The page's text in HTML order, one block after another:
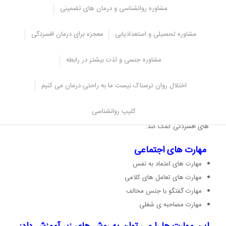
مشاوره روانشناسی و درمان های تضمینی
مشاوره تحصیلی و استعدادیابی معجزه برای درمان افسردگی
مشاوره جنسی و لذت بیشتر در رابطه
اختلال روان ترسناک نیست ما به راحتی درمان می کنیم
کلیپ روانشناسی
افسردگی منجر شده اند).
به درمانجویان کمک کنند تا متوجه شوند که تجربه های کودکی چگونه می
توانند در ایجاد افسردگی موثر واقع شوند و بر روابط میان فردی کنونی آنها
روان درمانی آموزش مهارت های اجتماعی معتقد است که علت ایجاد
است و تقویت مهارت های اجتماعی می تواند به حل بسیاری از نشانه
های افسردگی کمک کند.
مهارت های اجتماعی
مهارت های اعتماد به نفس
مهارت های تعامل های کلامی
مهارت گفتگو با جنس مخالف
مهارت مصاحبه ی شغلی